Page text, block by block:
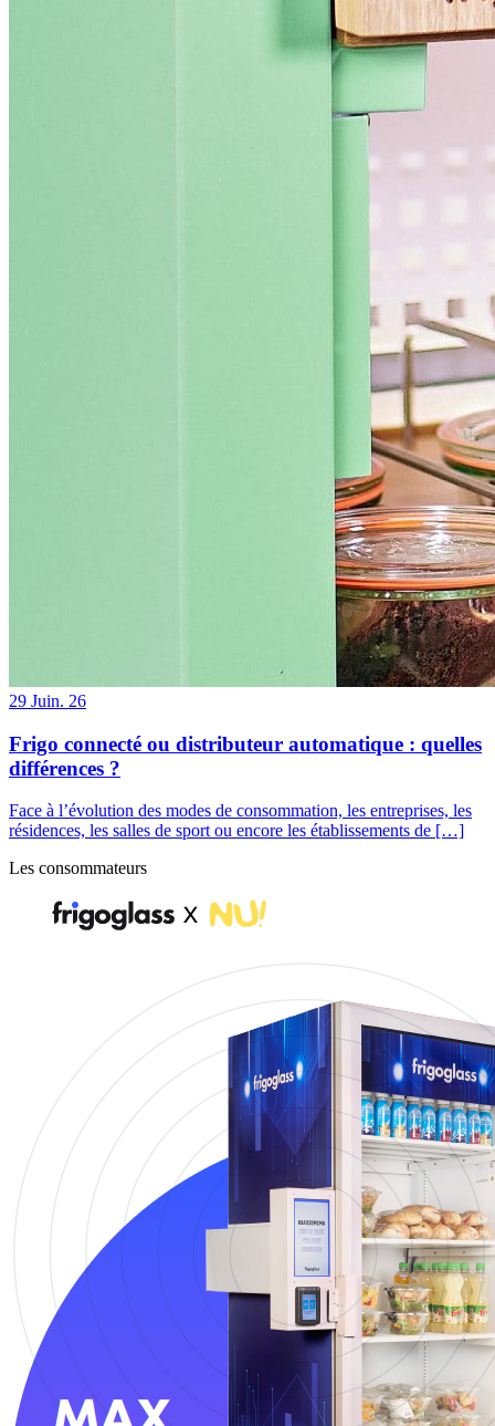
29 Juin. 26
Frigo connecté ou distributeur automatique : quelles
différences ?
Face à l’évolution des modes de consommation, les entreprises, les
résidences, les salles de sport ou encore les établissements de […]
Les consommateurs